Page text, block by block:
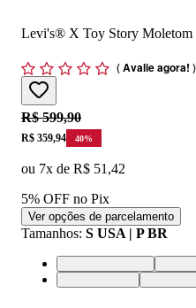
Levi's® X Toy Story Moletom
(Avalie agora! )
Original price:
R$ 599,90
Price:
R$ 359,94 40%
ou 7x de R$ 51,42
5% OFF no Pix
Ver opções de parcelamento
Tamanhos: S USA | P BR